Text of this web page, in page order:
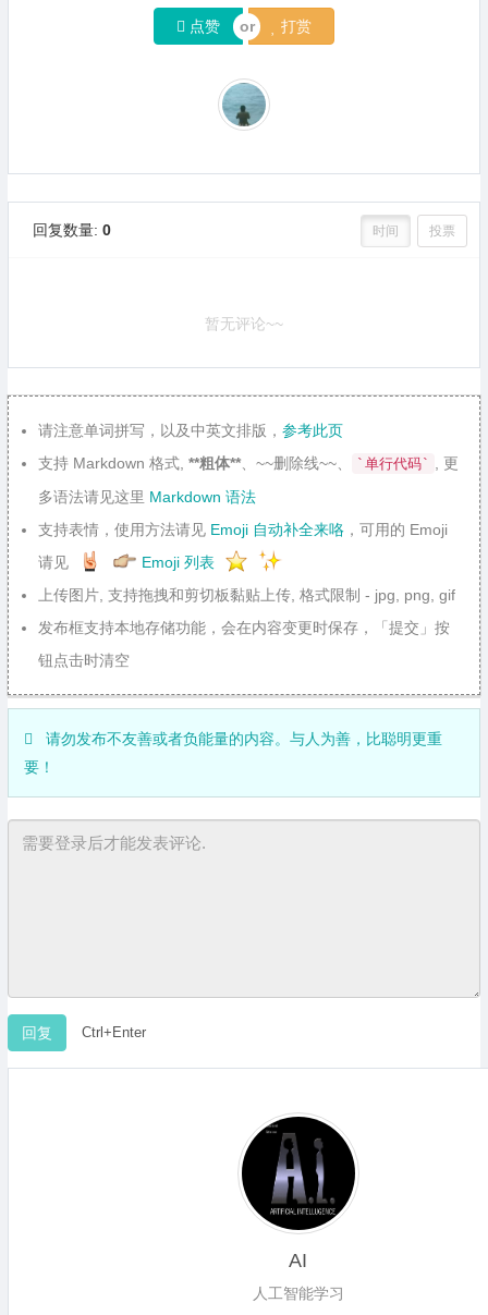
点赞 打赏
回复数量: 0 时间 投票
暂无评论~~
请注意单词拼写，以及中英文排版， 参考此页
支持 Markdown 格式, **粗体** 、~~删除线~~、 `单行代码`
, 更
多语法请见这里 Markdown 语法
支持表情，使用方法请见 Emoji 自动补全来咯 ，可用的 Emoji
请见
Emoji 列表
上传图片, 支持拖拽和剪切板黏贴上传, 格式限制 - jpg, png, gif
发布框支持本地存储功能，会在内容变更时保存，「提交」按
钮点击时清空
请勿发布不友善或者负能量的内容。与人为善，比聪明更重
要！
Ctrl+Enter
AI
人工智能学习